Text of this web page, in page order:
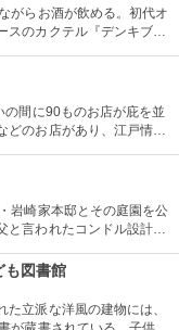
がらお酒が飲める。初代オ
のカクテル『デンキブラ
立ち寄りたい。
間に90ものお店が庇を並
のお店があり、江戸情緒
岩崎家本邸とその庭園を公
言われたコンドル設計の
も図書館
立派な洋風の建物には、